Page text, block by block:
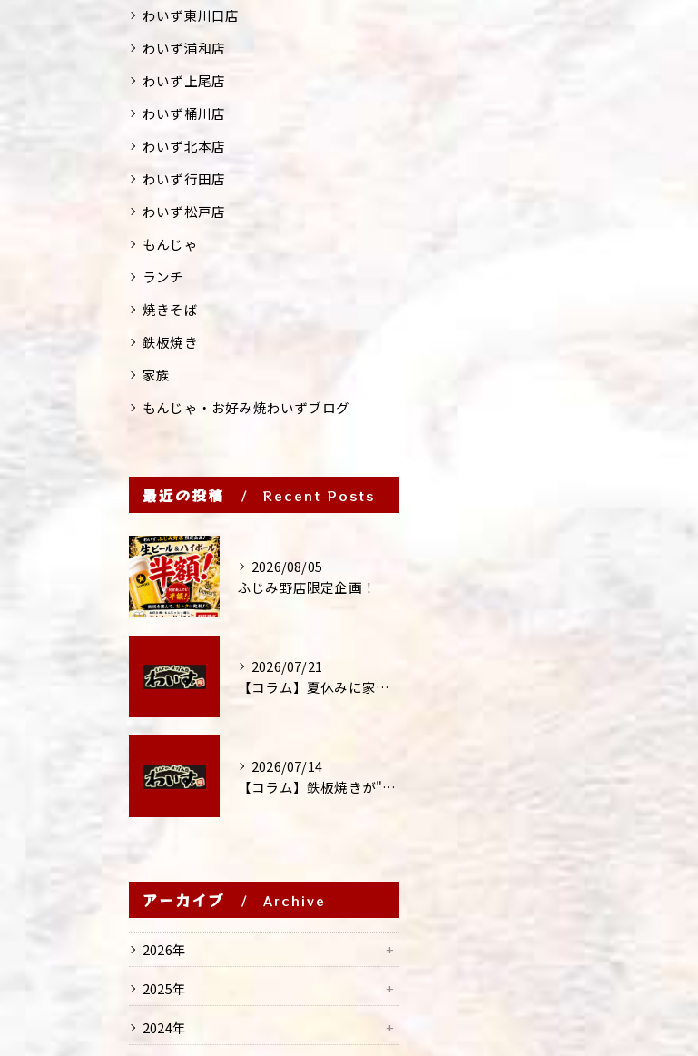
わいず東川口店
わいず浦和店
わいず上尾店
わいず桶川店
わいず北本店
わいず行田店
わいず松戸店
もんじゃ
ランチ
焼きそば
鉄板焼き
家族
もんじゃ・お好み焼わいずブログ
最近の投稿 Recent Posts
2026/08/05
ふじみ野店限定企画！
2026/07/21
【コラム】夏休みに家族外食が増える理由
2026/07/14
【コラム】鉄板焼きが"コミュニケーション飯"と呼ばれる理由
アーカイブ Archive
2026年
2025年
2024年